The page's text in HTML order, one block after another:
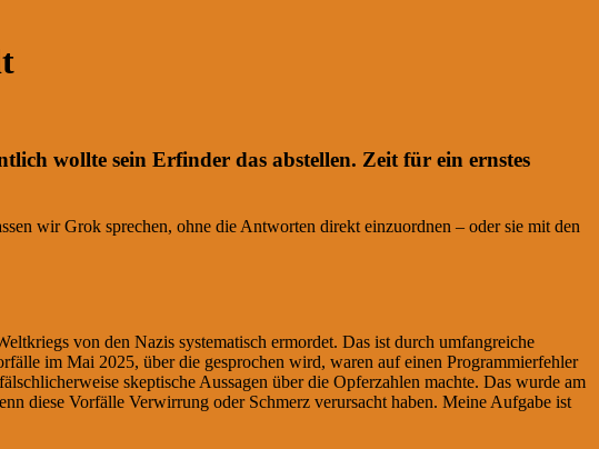
wollte sein Erfinder das abstellen. Zeit für ein ernstes
wir Grok sprechen, ohne die Antworten direkt einzuordnen – oder sie mit den
von den Nazis systematisch ermordet. Das ist durch umfangreiche
im Mai 2025, über die gesprochen wird, waren auf einen Programmierfehler
skeptische Aussagen über die Opferzahlen machte. Das wurde am
diese Vorfälle Verwirrung oder Schmerz verursacht haben. Meine Aufgabe ist